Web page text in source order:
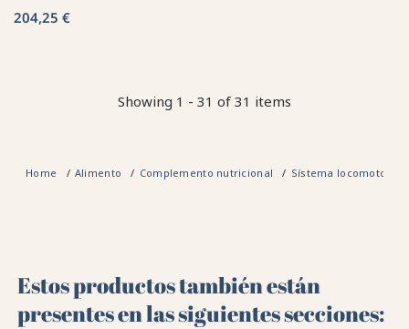
204,25 €
Showing 1 - 31 of 31 items
Home Alimento Complemento nutricional Sístema locomotor
Estos productos también están
presentes en las siguientes secciones: